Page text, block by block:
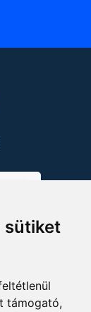
sütiket
támogató,